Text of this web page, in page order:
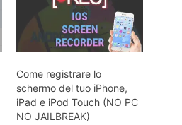
Come registrare lo
schermo del tuo iPhone,
iPad e iPod Touch (NO PC
NO JAILBREAK)